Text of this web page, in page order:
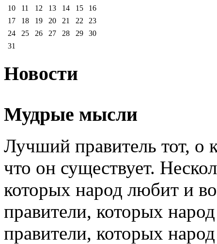
10
11 12 13 14 15
16
17
18 19 20 21 22
23
24
25 26 27 28 29
30
31
Новости
Мудрые мысли
Лучший правитель тот, о
что он существует.
которых народ любит и
правители, которых
правители, которых